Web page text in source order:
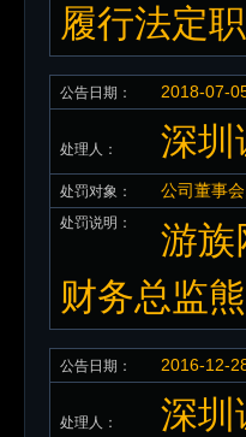
履行法定
公告日期： 2018-07-
处理人： 深圳
处罚对象： 公司董事
处罚说明：
游族
财务总监
公告日期： 2016-12-
处理人： 深圳